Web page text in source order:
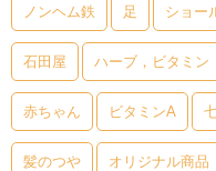
ノンヘム鉄 足 ショー
石田屋 ハーブ，ビタミン
赤ちゃん ビタミンA
髪のつや オリジナル商品